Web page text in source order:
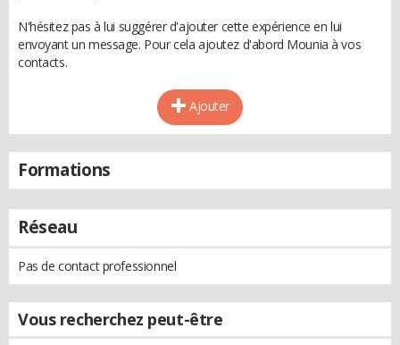
N'hésitez pas à lui suggérer d'ajouter cette expérience en lui
envoyant un message. Pour cela ajoutez d'abord Mounia à vos
contacts.
Ajouter
Formations
Réseau
Pas de contact professionnel
Vous recherchez peut-être